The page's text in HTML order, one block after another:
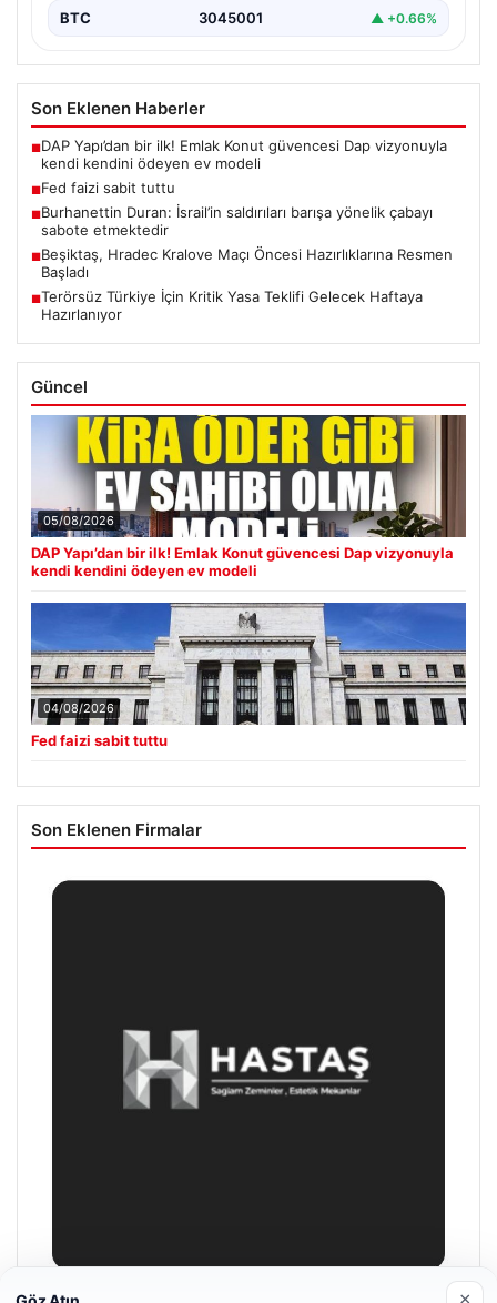
BTC 3045001 ▲ +0.66%
Son Eklenen Haberler
■DAP Yapı’dan bir ilk! Emlak Konut güvencesi Dap vizyonuyla
kendi kendini ödeyen ev modeli
■Fed faizi sabit tuttu
■Burhanettin Duran: İsrail’in saldırıları barışa yönelik çabayı
sabote etmektedir
■Beşiktaş, Hradec Kralove Maçı Öncesi Hazırlıklarına Resmen
Başladı
■Terörsüz Türkiye İçin Kritik Yasa Teklifi Gelecek Haftaya
Hazırlanıyor
Güncel
05/08/2026
DAP Yapı’dan bir ilk! Emlak Konut güvencesi Dap vizyonuyla
kendi kendini ödeyen ev modeli
04/08/2026
Fed faizi sabit tuttu
Son Eklenen Firmalar